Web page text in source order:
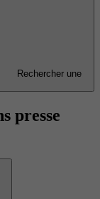
Rechercher une
presse